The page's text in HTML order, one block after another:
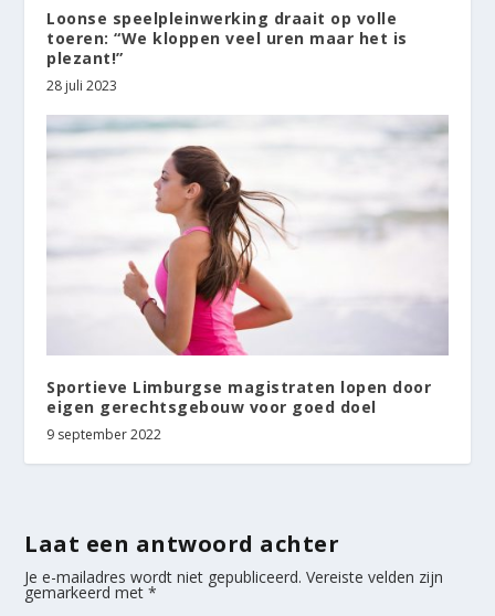
Loonse speelpleinwerking draait op volle
toeren: “We kloppen veel uren maar het is
plezant!”
28 juli 2023
Sportieve Limburgse magistraten lopen door
eigen gerechtsgebouw voor goed doel
9 september 2022
Laat een antwoord achter
Je e-mailadres wordt niet gepubliceerd. Vereiste velden zijn
gemarkeerd met*